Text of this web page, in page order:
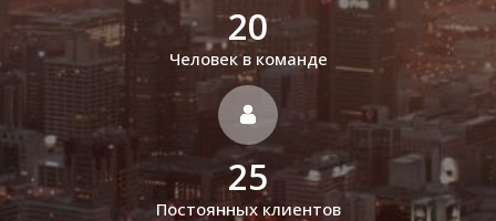
20
Человек в команде
25
Постоянных клиентов